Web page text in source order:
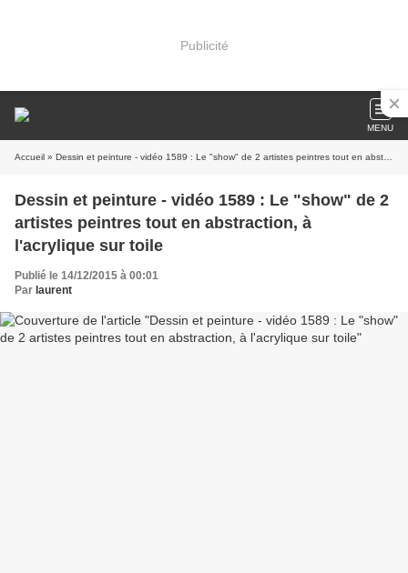
Publicité
MENU
Accueil » Dessin et peinture - vidéo 1589 : Le "show" de 2 artistes peintres tout en abstraction, à l'acrylique sur toile
Dessin et peinture - vidéo 1589 : Le "show" de 2
artistes peintres tout en abstraction, à
l'acrylique sur toile
Publié le 14/12/2015 à 00:01
Par laurent